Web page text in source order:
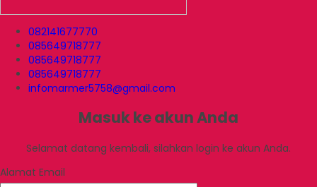
082141677770
085649718777
085649718777
085649718777
infomarmer5758@gmail.com
Masuk ke akun Anda
Selamat datang kembali, silahkan login ke akun Anda.
Alamat Email